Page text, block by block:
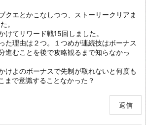
クエとかこなしつつ、ストーリークリアま
。
けてリワード戦15回しました。
た理由は２つ。１つめが連続技はボーナス
進むことを後で攻略観るまで知らなかっ
けよのボーナスで先制が取れないと何度も
まで意識することなかった？
返信